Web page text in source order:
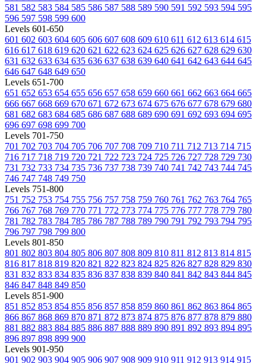
581 582 583 584 585 586 587 588 589 590 591 592 593 594 595
596 597 598 599 600
Levels 601-650
601 602 603 604 605 606 607 608 609 610 611 612 613 614 615
616 617 618 619 620 621 622 623 624 625 626 627 628 629 630
631 632 633 634 635 636 637 638 639 640 641 642 643 644 645
646 647 648 649 650
Levels 651-700
651 652 653 654 655 656 657 658 659 660 661 662 663 664 665
666 667 668 669 670 671 672 673 674 675 676 677 678 679 680
681 682 683 684 685 686 687 688 689 690 691 692 693 694 695
696 697 698 699 700
Levels 701-750
701 702 703 704 705 706 707 708 709 710 711 712 713 714 715
716 717 718 719 720 721 722 723 724 725 726 727 728 729 730
731 732 733 734 735 736 737 738 739 740 741 742 743 744 745
746 747 748 749 750
Levels 751-800
751 752 753 754 755 756 757 758 759 760 761 762 763 764 765
766 767 768 769 770 771 772 773 774 775 776 777 778 779 780
781 782 783 784 785 786 787 788 789 790 791 792 793 794 795
796 797 798 799 800
Levels 801-850
801 802 803 804 805 806 807 808 809 810 811 812 813 814 815
816 817 818 819 820 821 822 823 824 825 826 827 828 829 830
831 832 833 834 835 836 837 838 839 840 841 842 843 844 845
846 847 848 849 850
Levels 851-900
851 852 853 854 855 856 857 858 859 860 861 862 863 864 865
866 867 868 869 870 871 872 873 874 875 876 877 878 879 880
881 882 883 884 885 886 887 888 889 890 891 892 893 894 895
896 897 898 899 900
Levels 901-950
901 902 903 904 905 906 907 908 909 910 911 912 913 914 915